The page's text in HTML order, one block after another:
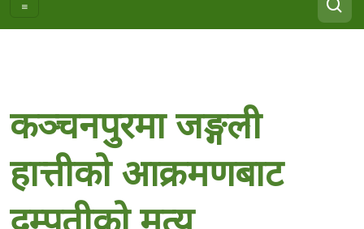
कञ्चनपुरमा जङ्गली
हात्तीको आक्रमणबाट